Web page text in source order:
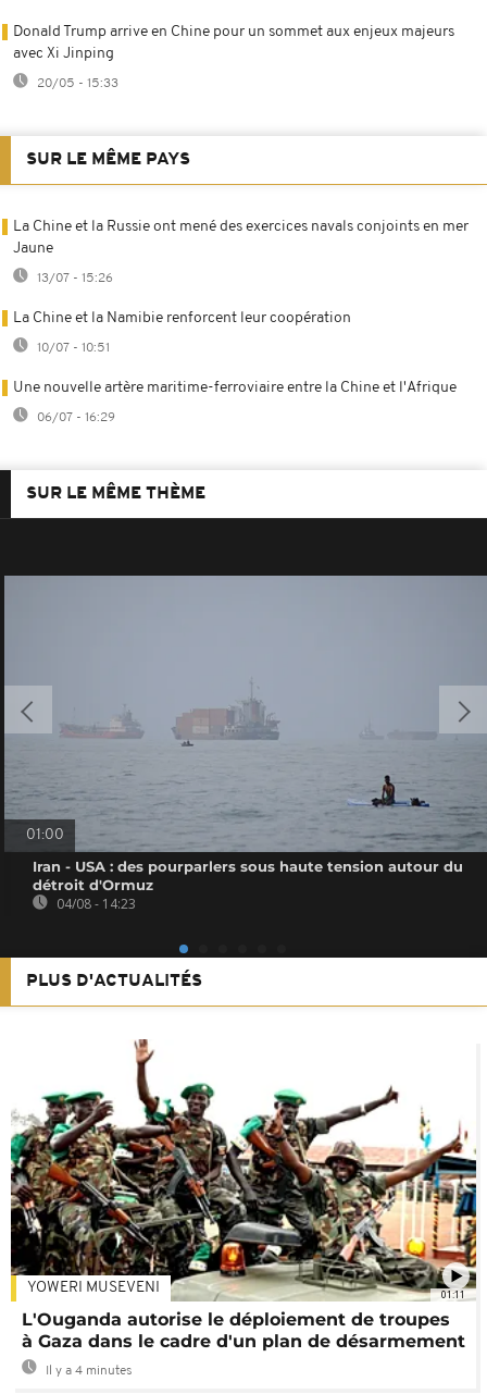
Donald Trump arrive en Chine pour un sommet aux enjeux majeurs
avec Xi Jinping
20/05 - 15:33
SUR LE MÊME PAYS
La Chine et la Russie ont mené des exercices navals conjoints en mer
Jaune
13/07 - 15:26
La Chine et la Namibie renforcent leur coopération
10/07 - 10:51
Une nouvelle artère maritime-ferroviaire entre la Chine et l'Afrique
06/07 - 16:29
SUR LE MÊME THÈME
01:00
Iran - USA : des pourparlers sous haute tension autour du
détroit d'Ormuz
04/08 - 14:23
PLUS D'ACTUALITÉS
01:11
YOWERI MUSEVENI
L'Ouganda autorise le déploiement de troupes
à Gaza dans le cadre d'un plan de désarmement
Il y a 4 minutes